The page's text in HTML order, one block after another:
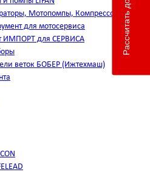
Мотопомпы, Компрессоры
для мотосервиса
ИМПОРТ для СЕРВИСА
веток БОБЕР (Ижтехмаш)